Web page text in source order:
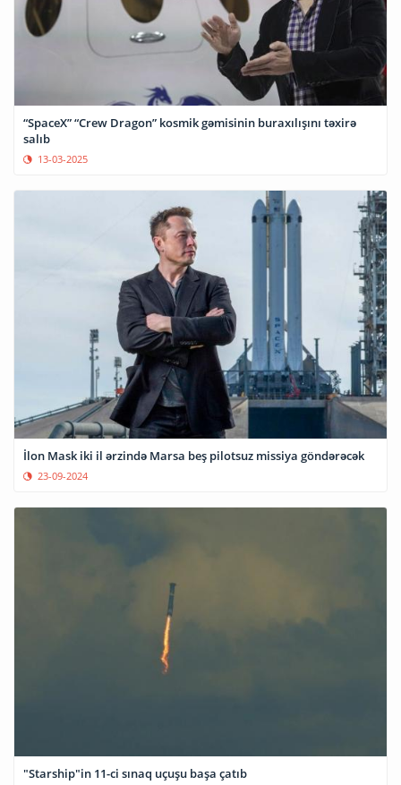
“SpaceX” “Crew Dragon” kosmik gəmisinin buraxılışını təxirə
salıb
13-03-2025
İlon Mask iki il ərzində Marsa beş pilotsuz missiya göndərəcək
23-09-2024
"Starship"in 11-ci sınaq uçuşu başa çatıb